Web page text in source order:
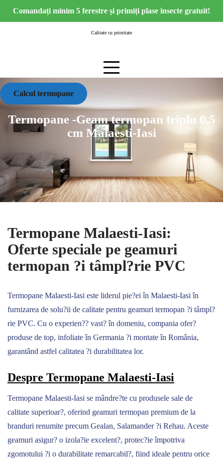
Comandați minim 5 ferestre și primiți plase insecte gratuit!
Calitate cu prioritate
Calcul termopane
Termopane -Geam termopan triplu 0,5
cm Malaesti-Iasi
Termopane Malaesti-Iasi:
Oferte speciale pe geamuri
termopan ?i tâmpl?rie PVC
Termopane Malaesti-Iasi este liderul pie?ei în Malaesti-Iasi în
furnizarea de solu?ii de calitate pentru geamuri termopan ?i tâmpl?
rie PVC. Cu o experien?? vast? în domeniu, compania ofer?
produse de top, infoliate în Germania ?i montate în România,
garantând astfel calitatea ?i durabilitatea lor.
Despre Termopane Malaesti-Iasi
Termopane Malaesti-Iasi se mândre?te cu produsele sale de
calitate superioar?, oferind geamuri termopan premium de la
branduri renumite precum Gealan, Salamander ?i Rehau. Aceste
geamuri asigur? o izola?ie excelent?, protec?ie împotriva
zgomotului ?i o durabilitate remarcabil?, fiind ideale pentru orice